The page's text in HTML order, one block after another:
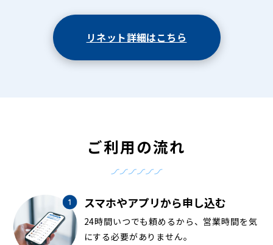
リネット詳細はこちら
ご利用の流れ
スマホやアプリから申し込む
24時間いつでも頼めるから、営業時間を気
にする必要がありません。